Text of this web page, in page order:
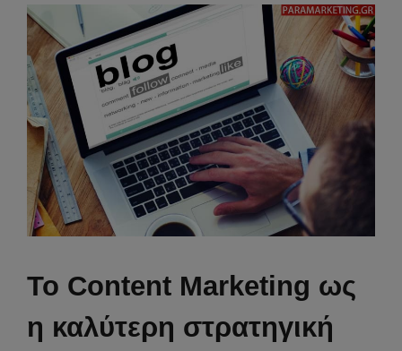
Το Content Marketing ως
η καλύτερη στρατηγική